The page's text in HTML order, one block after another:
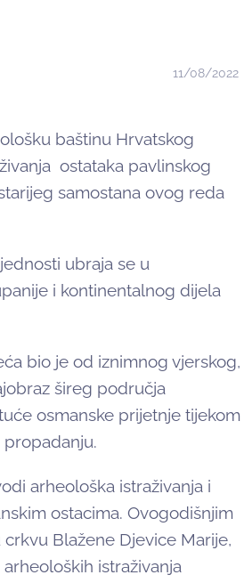
11/08/2022
baštinu Hrvatskog
ostataka pavlinskog
samostana ovog reda
ubraja se u
i kontinentalnog dijela
bio je od iznimnog vjerskog,
šireg područja
osmanske prijetnje tijekom
arheološka istraživanja i
ostacima. Ovogodišnjim
Blažene Djevice Marije,
istraživanja